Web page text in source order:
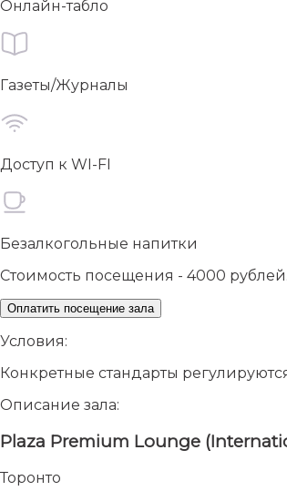
Онлайн-табло
Газеты/Журналы
Доступ к WI-FI
Безалкогольные напитки
Стоимость посещения - 4000 рублей.
Оплатить посещение зала
Условия:
Конкретные стандарты
Описание зала:
Plaza Premium Lounge
Торонто